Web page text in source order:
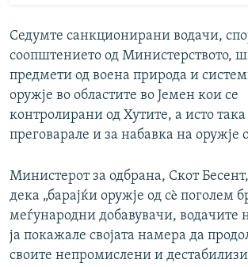
Седумте санкционирани водачи,
соопштението од Министерството,
предмети од воена природа и
оружје во областите во Јемен кои се
контролирани од Хутите, а исто така
преговарале и за набавка на оружје
Министерот за одбрана, Скот
дека „барајќи оружје од сè поголем
меѓународни добавувачи, водачите
ја покажале својата намера да
своите непромислени и